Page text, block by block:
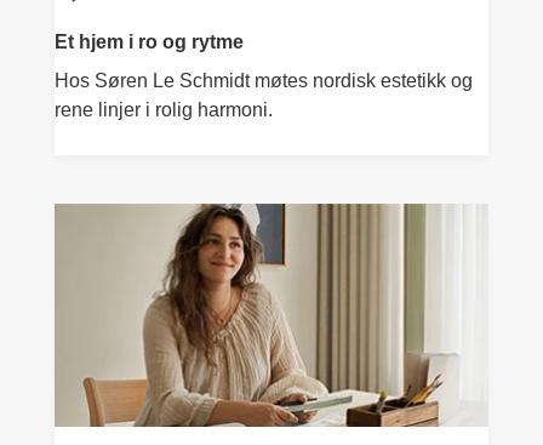
Et hjem i ro og rytme
Hos Søren Le Schmidt møtes nordisk estetikk og
rene linjer i rolig harmoni.